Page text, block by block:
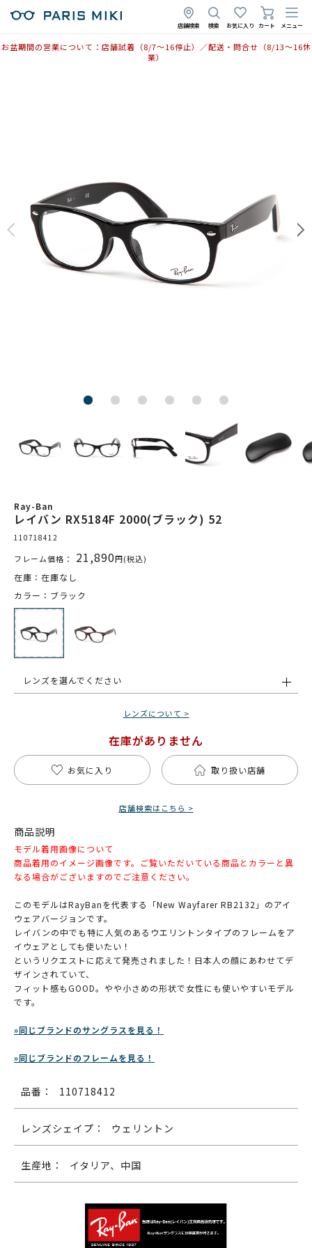
店舗検索 検索 お気に入り カート メニュー
お盆期間の営業について：店舗試着（8/7〜16停止）／配送・問合せ（8/13〜16休
業）
Ray-Ban
レイバン RX5184F 2000(ブラック) 52
110718412
フレーム価格： 21,890円(税込)
在庫：在庫なし
カラー：ブラック
レンズを選んでください
レンズについて >
在庫がありません
お気に入り 取り扱い店舗
店舗検索はこちら >
商品説明
モデル着用画像について
商品着用のイメージ画像です。ご覧いただいている商品とカラーと異
なる場合がございますのでご注意ください。
このモデルはRayBanを代表する「New Wayfarer RB2132」のアイ
ウェアバージョンです。
レイバンの中でも特に人気のあるウエリントンタイプのフレームをア
イウェアとしても使いたい！
というリクエストに応えて発売されました！日本人の顔にあわせてデ
ザインされていて、
フィット感もGOOD。やや小さめの形状で女性にも使いやすいモデル
です。
»同じブランドのサングラスを見る！
»同じブランドのフレームを見る！
品番： 110718412
レンズシェイプ： ウェリントン
生産地： イタリア、中国
2025年12月18日